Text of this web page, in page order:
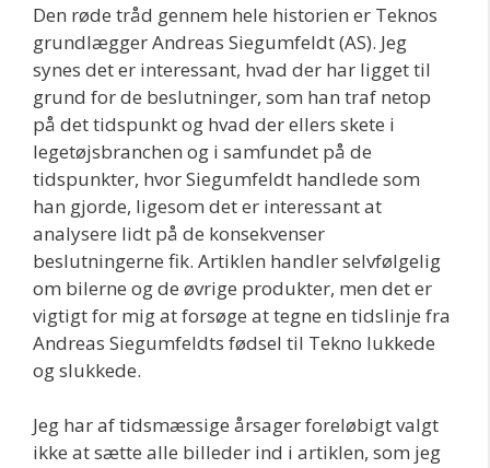
Den røde tråd gennem hele historien er Teknos
grundlægger Andreas Siegumfeldt (AS). Jeg
synes det er interessant, hvad der har ligget til
grund for de beslutninger, som han traf netop
på det tidspunkt og hvad der ellers skete i
legetøjsbranchen og i samfundet på de
tidspunkter, hvor Siegumfeldt handlede som
han gjorde, ligesom det er interessant at
analysere lidt på de konsekvenser
beslutningerne fik. Artiklen handler selvfølgelig
om bilerne og de øvrige produkter, men det er
vigtigt for mig at forsøge at tegne en tidslinje fra
Andreas Siegumfeldts fødsel til Tekno lukkede
og slukkede.
Jeg har af tidsmæssige årsager foreløbigt valgt
ikke at sætte alle billeder ind i artiklen, som jeg